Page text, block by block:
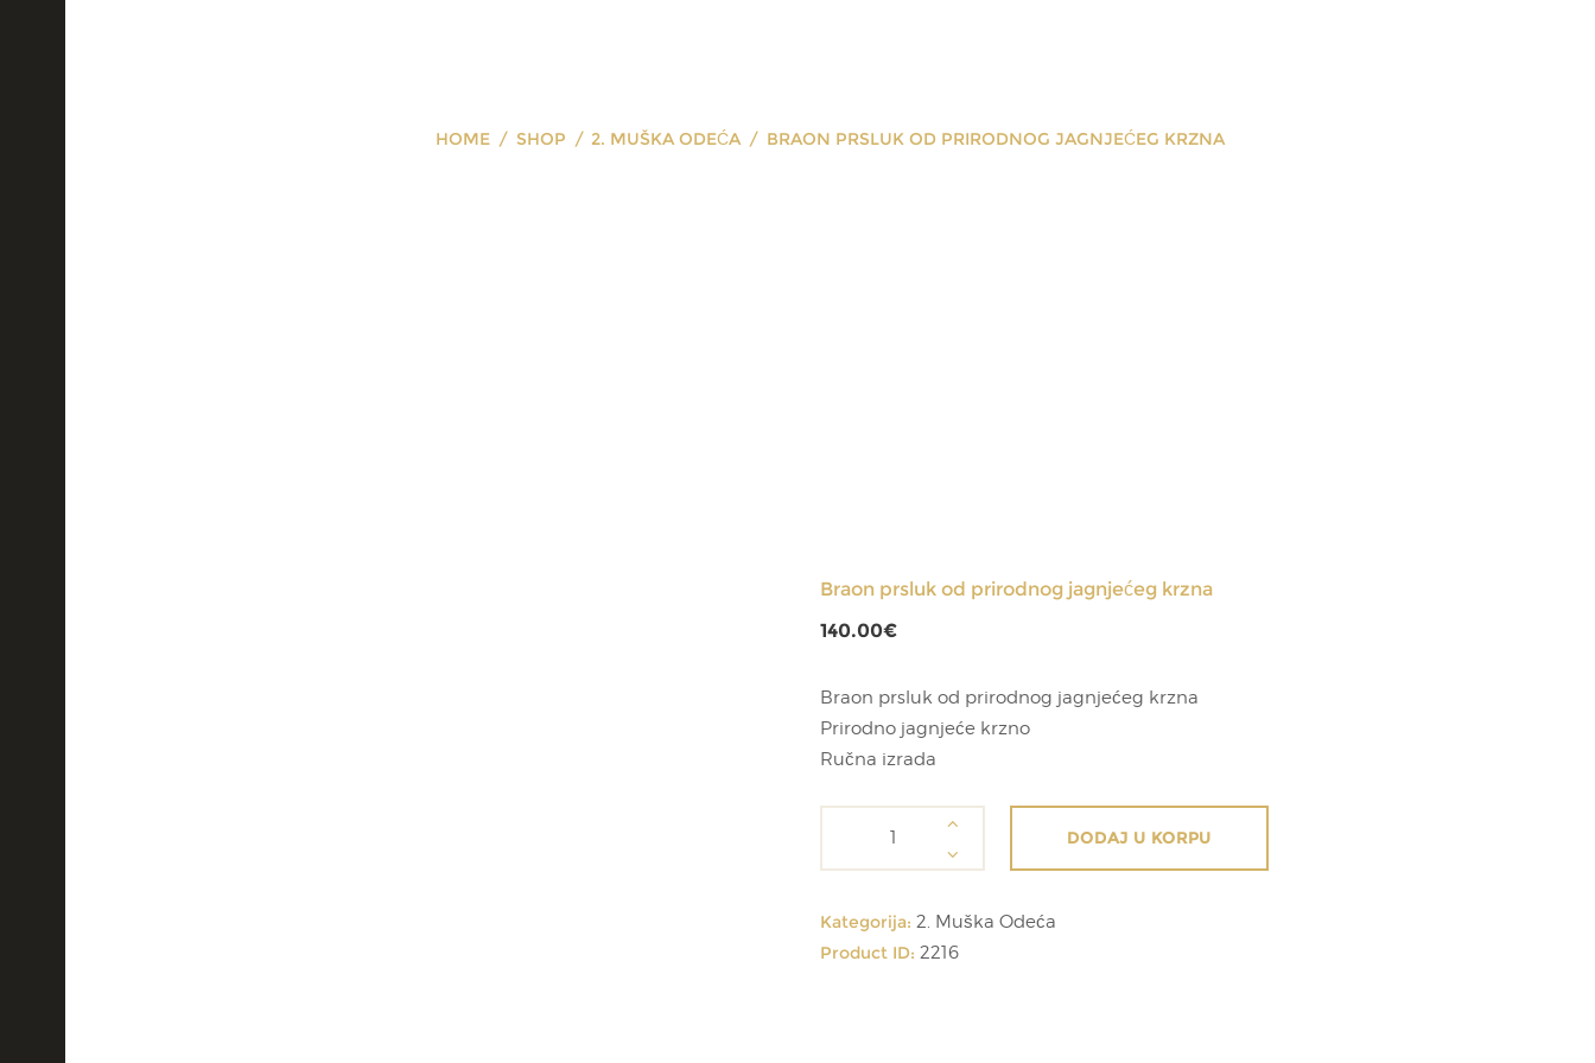
HOME SHOP 2. MUŠKA ODEĆA BRAON PRSLUK OD PRIRODNOG JAGNJEĆEG KRZNA
Braon prsluk od prirodnog jagnjećeg krzna
140.00€
Braon prsluk od prirodnog jagnjećeg krzna
Prirodno jagnjeće krzno
Ručna izrada
prirodnog
jagnjećeg
DODAJ U KORPU
Kategorija: 2. Muška Odeća
Product ID: 2216